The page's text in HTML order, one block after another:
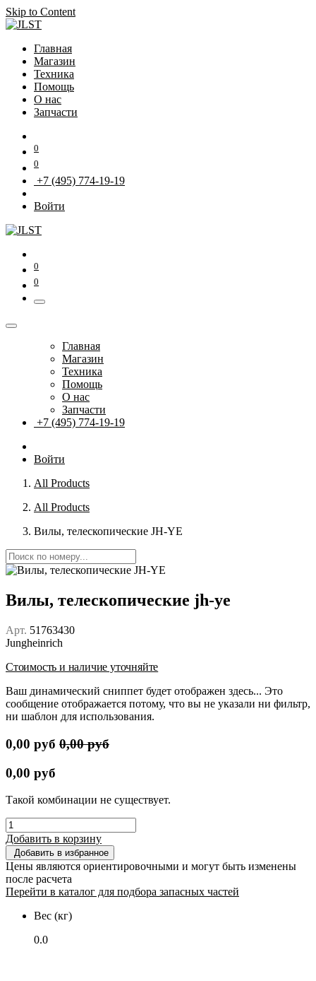
Skip to Content
Главная
Магазин
Техника
Помощь
О нас
Запчасти
0
0
+7 (495) 774-19-19
Войти
0
0
Главная
Магазин
Техника
Помощь
О нас
Запчасти
+7 (495) 774-19-19
Войти
All Products
All Products
Вилы, телескопические JH-YE
Вилы, телескопические jh-ye
Арт. 51763430
Jungheinrich
Стоимость и наличие уточняйте
Ваш динамический сниппет будет отображен здесь... Это
сообщение отображается потому, что вы не указали ни фильтр,
ни шаблон для использования.
0,00 руб 0,00руб
0,00 руб
Такой комбинации не существует.
Добавить в корзину
Добавить в избранное
Цены являются ориентировочными и могут быть изменены
после расчета
Перейти в каталог для подбора запасных частей
Вес (кг)
0.0